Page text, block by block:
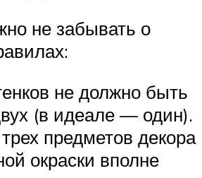
не забывать о
не должно быть
(в идеале — один).
предметов декора
окраски вполне